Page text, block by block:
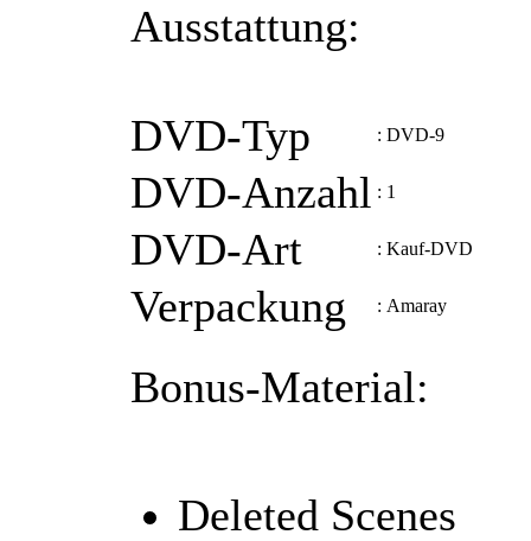
Ausstattung:
DVD-Typ : DVD-9
DVD-Anzahl : 1
DVD-Art : Kauf-DVD
Verpackung : Amaray
Bonus-Material:
Deleted Scenes